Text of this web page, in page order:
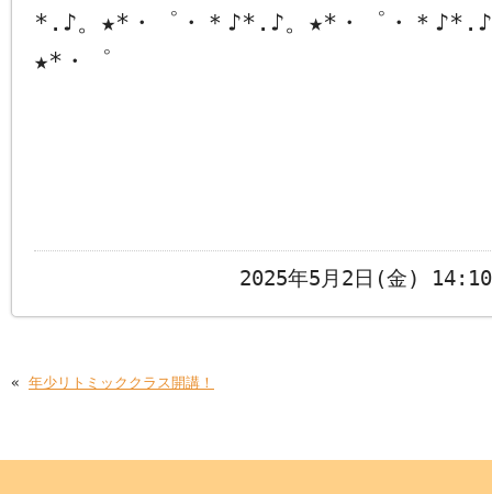
*.♪。★*・゜・＊♪*.♪。★*・゜・＊
★*・゜
2025年5月2日(金)
« 年少リトミッククラス開講！